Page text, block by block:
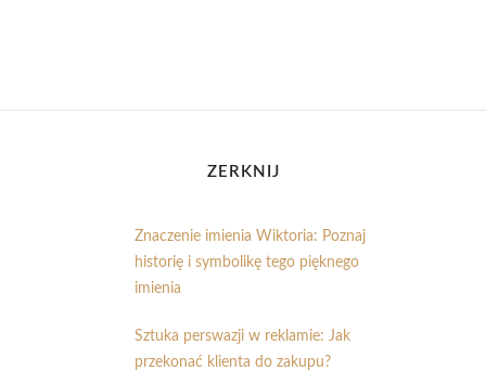
ZERKNIJ
Znaczenie imienia Wiktoria: Poznaj
historię i symbolikę tego pięknego
imienia
Sztuka perswazji w reklamie: Jak
przekonać klienta do zakupu?